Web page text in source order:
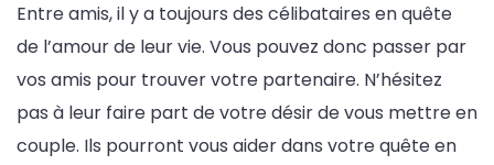
Entre amis, il y a toujours des célibataires en quête
de l’amour de leur vie. Vous pouvez donc passer par
vos amis pour trouver votre partenaire. N’hésitez
pas à leur faire part de votre désir de vous mettre en
couple. Ils pourront vous aider dans votre quête en